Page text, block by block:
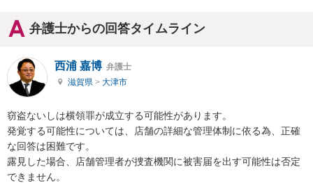
弁護士からの回答タイムライン
西浦 嘉博 弁護士
滋賀県 > 大津市
窃盗ないしは横領罪が成立する可能性があります。
発覚する可能性については、店舗の詳細な管理体制に依る為、正確
な回答は困難です。
露見した場合、店舗管理者が捜査機関に被害届を出す可能性は否定
できません。